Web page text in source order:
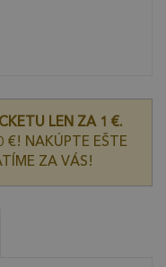
LEN ZA 1 €.
€! NAKÚPTE EŠTE
ZA VÁS!